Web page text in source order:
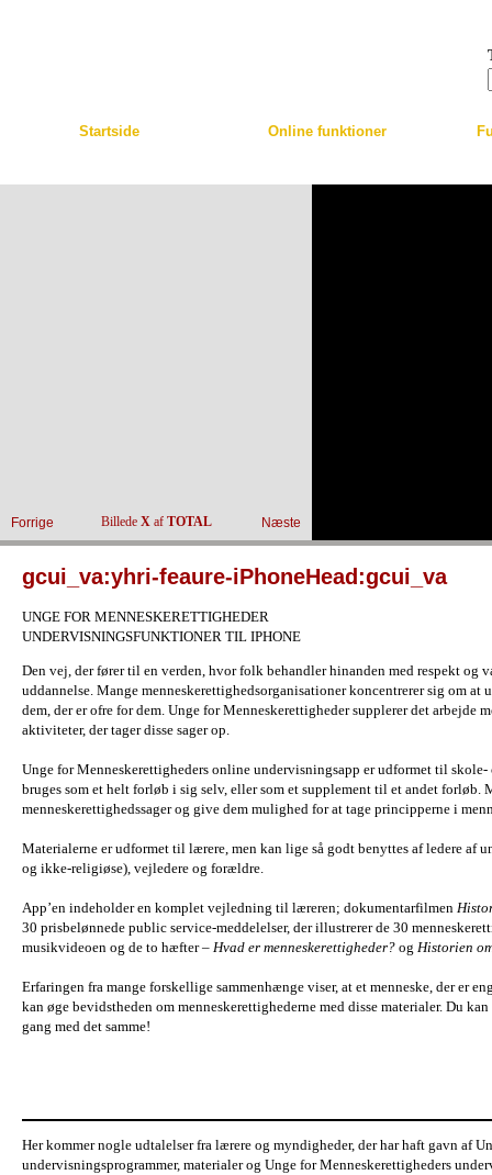
Startside Online funktioner
Billede Xaf TOTAL
Forrige Næste
gcui_va:yhri-feaure-iPhoneHead:gcui_va
UNGE FOR MENNESKERETTIGHEDER
UNDERVISNINGSFUNKTIONER TIL IPHONE
Den vej, der fører til en verden, hvor folk behandler hinanden med respekt og
uddannelse. Mange menneskerettighedsorganisationer koncentrerer sig om at
dem, der er ofre for dem. Unge for Menneskerettigheder supplerer det arbejde
aktiviteter, der tager disse sager op.
Unge for Menneskerettigheders online undervisningsapp er udformet til skole-
bruges som et helt forløb i sig selv, eller som et supplement til et andet forløb.
menneskerettighedssager og give dem mulighed for at tage principperne i
Materialerne er udformet til lærere, men kan lige så godt benyttes af ledere af
og ikke-religiøse), vejledere og forældre.
App’en indeholder en komplet vejledning til læreren; dokumentarfilmen
30 prisbelønnede public service-meddelelser, der illustrerer de 30
musikvideoen og de to hæfter – Hvad er menneskerettigheder? og Historien
Erfaringen fra mange forskellige sammenhænge viser, at et menneske, der er
kan øge bevidstheden om menneskerettighederne med disse materialer. Du
gang med det samme!
Her kommer nogle udtalelser fra lærere og myndigheder, der har haft gavn af
undervisningsprogrammer, materialer og Unge for Menneskerettigheders